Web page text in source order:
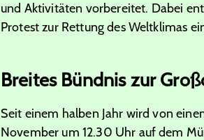
und Aktivitäten vorbereitet. Dabei
Protest zur Rettung des Weltklimas
Breites Bündnis zur
Seit einem halben Jahr wird von
November um 12.30 Uhr auf dem